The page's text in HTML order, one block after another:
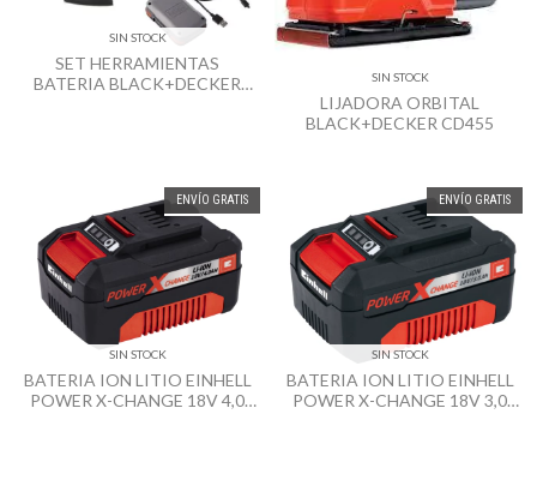
SIN STOCK
SET HERRAMIENTAS
BATERIA BLACK+DECKER
SIN STOCK
LIJADORA ORBITAL
BLACK+DECKER CD455
ENVÍO GRATIS
SIN STOCK
BATERIA ION LITIO EINHELL
POWER X-CHANGE 18V 4,0
ENVÍO GRATIS
SIN STOCK
BATERIA ION LITIO EINHELL
POWER X-CHANGE 18V 3,0